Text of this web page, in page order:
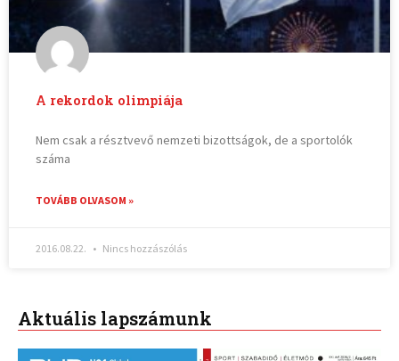
A rekordok olimpiája
Nem csak a résztvevő nemzeti bizottságok, de a sportolók
száma
TOVÁBB OLVASOM »
2016.08.22. Nincs hozzászólás
Aktuális lapszámunk